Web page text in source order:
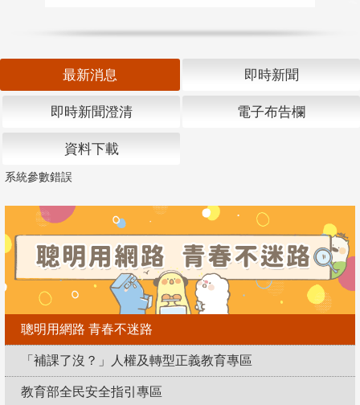
最新消息 即時新聞
即時新聞澄清 電子布告欄
資料下載
系統參數錯誤
聰明用網路 青春不迷路
「補課了沒？」人權及轉型正義教育專區
教育部全民安全指引專區